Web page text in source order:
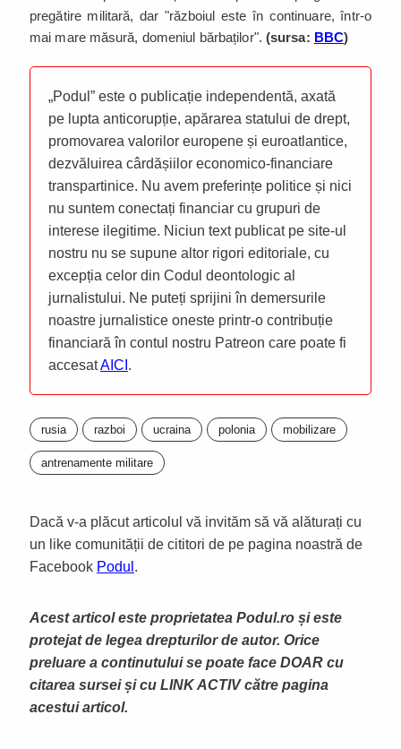
pregătire militară, dar "războiul este în continuare, într-o
mai mare măsură, domeniul bărbaților". (sursa: BBC)
„Podul” este o publicație independentă, axată
pe lupta anticorupție, apărarea statului de drept,
promovarea valorilor europene și euroatlantice,
dezvăluirea cârdășiilor economico-financiare
transpartinice. Nu avem preferințe politice și nici
nu suntem conectați financiar cu grupuri de
interese ilegitime. Niciun text publicat pe site-ul
nostru nu se supune altor rigori editoriale, cu
excepția celor din Codul deontologic al
jurnalistului. Ne puteți sprijini în demersurile
noastre jurnalistice oneste printr-o contribuție
financiară în contul nostru Patreon care poate fi
accesatAICI .
rusia razboi ucraina polonia mobilizare
antrenamente militare
Dacă v-a plăcut articolul vă invităm să vă alăturați cu
un like comunității de cititori de pe pagina noastră de
Facebook Podul .
Acest articol este proprietatea Podul.ro și este
protejat de legea drepturilor de autor. Orice
preluare a continutului se poate face DOAR cu
citarea sursei și cu LINK ACTIV către pagina
acestui articol.